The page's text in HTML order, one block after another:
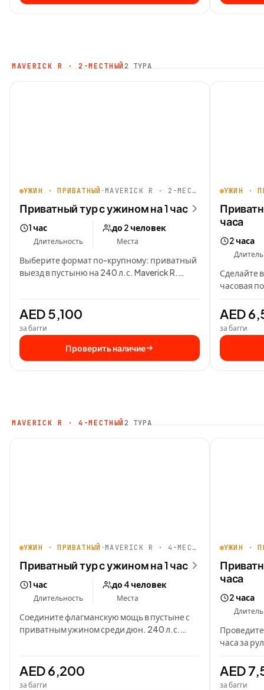
MAVERICK R · 2-МЕСТНЫЙ2 ТУРА
УЖИН · ПРИВАТНЫЙ • MAVERICK R · 2-МЕСТНЫЙ
Приватный тур с ужином на 1 час
1 час
Длительность
до 2 человек
Места
Выберите формат по-крупному: приватный
выезд в пустыню на 240 л.с. Maverick R.
AED 5,100
за багги
Проверить наличие
УЖИН ·
часа
2 часа
Сделайте
часовая
AED
за багги
MAVERICK R · 4-МЕСТНЫЙ2 ТУРА
УЖИН · ПРИВАТНЫЙ • MAVERICK R · 4-МЕСТНЫЙ
Приватный тур с ужином на 1 час
1 час
Длительность
до 4 человек
Места
Соедините флагманскую мощь в пустыне с
приватным ужином среди дюн. 240 л.с.
AED 6,200
за багги
УЖИН ·
часа
2 часа
часа за
AED
за багги